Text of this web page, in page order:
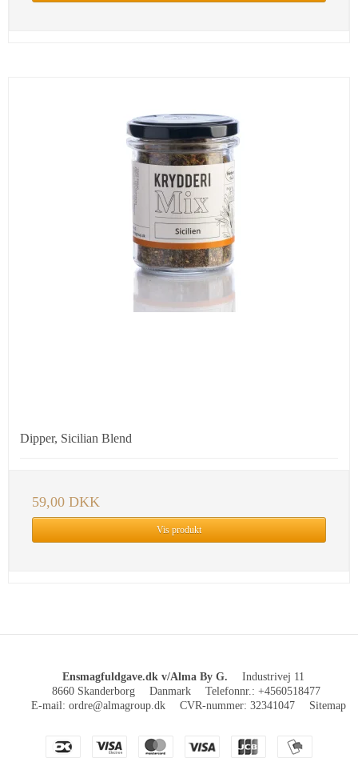
Dipper, Sicilian Blend
59,00 DKK
Vis produkt
Ensmagfuldgave.dk v/Alma By G.
Industrivej 11
8660 Skanderborg
Danmark Telefonnr.: +4560518477
E-mail: ordre@almagroup.dk CVR-nummer: 32341047 Sitemap